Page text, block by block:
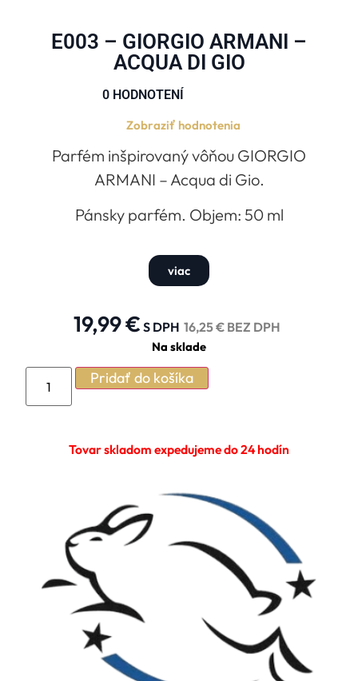
E003 – GIORGIO ARMANI –
ACQUA DI GIO
0 HODNOTENÍ
Zobraziť hodnotenia
Parfém inšpirovaný vôňou GIORGIO
ARMANI – Acqua di Gio.
Pánsky parfém. Objem: 50 ml
viac
19,99€ S DPH 16,25€ BEZ DPH
Na sklade
Pridať do košíka
Tovar skladom expedujeme do 24 hodín